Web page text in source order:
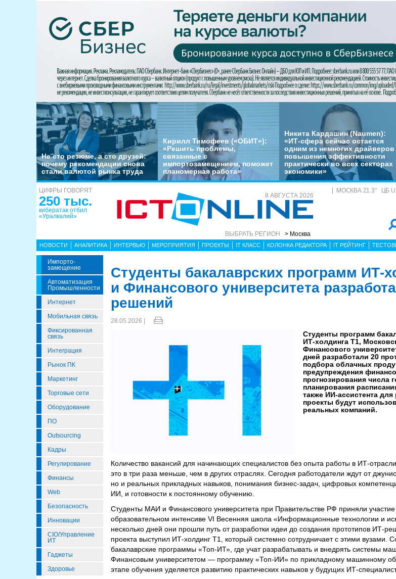
Не сто резюме, а сто друзей:
почему рекомендации снова
стали валютой рынка труда
Кирилл Тимофеев («ОБИТ»):
«Решить проблемы,
связанные с
импортозамещением, поможет
планомерная работа»
Никита Кардашин (Naumen):
«ИТ-сфера сейчас остается
одним из немногих драйверов
повышения эффективности
практически во всех секторах
экономики»
ЦИФРЫ ГОВОРЯТ
250 тыс.
кибератак отбил
«Уралкалий»
8 АВГУСТА 2026
ВЫБРАТЬ РЕГИОН > Москва
МОСКВА 21.3° ЦБ
НОВОСТИ АНАЛИТИКА ИНТЕРВЬЮ МЕРОПРИЯТИЯ ПРОЕКТЫ IT КЛАСС КОЛОНКА РЕДАКТОРА IT РЕЙТИНГ
Импорто­
Замещение
Автоматизация
Промышленности
Интернет
Мобильная связь
Фиксированная
связь
Интеграция
Рынок ПК
Маркетинг
Торговые сети
Оборудование
ПО
Outsourcing
Кадры
Регулирование
Финансы
Web
Безопасность
Инновации
CIO/Управление
ИТ
Гаджеты
Здоровье
Студенты бакалаврских программ ИТ-
и Финансового университета
решений
28.05.2026 |
Студенты программ
ИТ-холдинга Т1,
Финансового
дней разработали 20
подбора облачных
предупреждения
прогнозирования числа
планирования
также ИИ-ассистента
проекты будут
реальных компаний.
Количество вакансий для начинающих специалистов без опыта работы в ИТ-
это в три раза меньше, чем в других отраслях. Сегодня работодатели ждут от
но и реальных прикладных навыков, понимания бизнес-задач, цифровых
ИИ, и готовности к постоянному обучению.
Студенты МАИ и Финансового университета при Правительстве РФ приняли
образовательном интенсиве VI Весенняя школа «Информационные технологии и
несколько дней они прошли путь от разработки идеи до создания прототипов ИТ-
проекта выступил ИТ-холдинг Т1, который системно сотрудничает с этими вузами.
бакалаврские программы «Топ-ИТ», где учат разрабатывать и внедрять системы
Финансовым университетом — программу «Топ-ИИ» по прикладному машинному
этапе обучения уделяется развитию практических навыков у будущих ИТ-